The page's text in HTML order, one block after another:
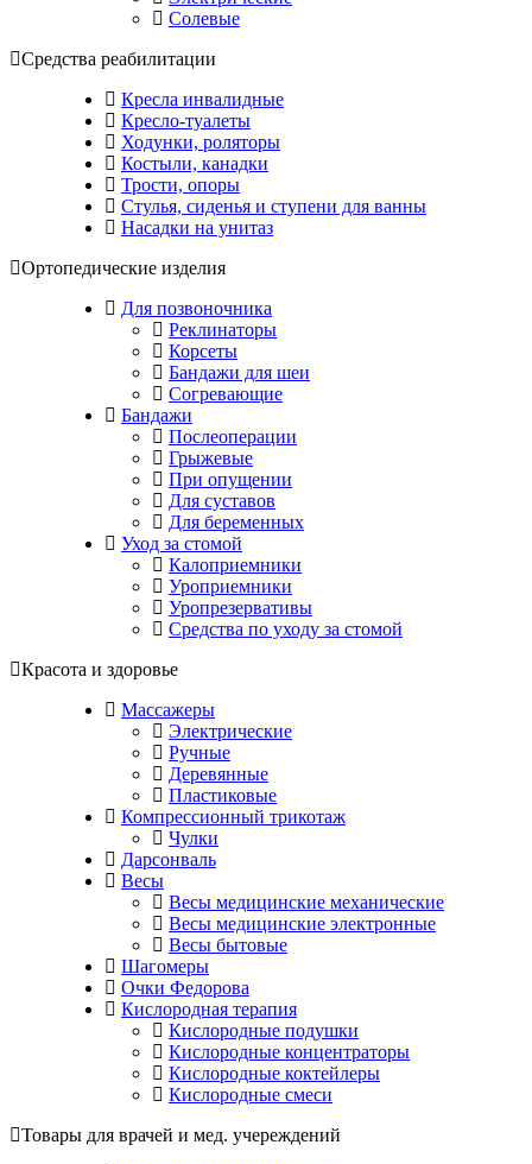
Солевые
Средства реабилитации
Кресла инвалидные
Кресло-туалеты
Ходунки, роляторы
Костыли, канадки
Трости, опоры
Стулья, сиденья и ступени для ванны
Насадки на унитаз
Ортопедические изделия
Для позвоночника
Реклинаторы
Корсеты
Бандажи для шеи
Согревающие
Бандажи
Послеоперации
Грыжевые
При опущении
Для суставов
Для беременных
Уход за стомой
Калоприемники
Уроприемники
Уропрезервативы
Средства по уходу за стомой
Красота и здоровье
Массажеры
Электрические
Ручные
Деревянные
Пластиковые
Компрессионный трикотаж
Чулки
Дарсонваль
Весы
Весы медицинские механические
Весы медицинские электронные
Весы бытовые
Шагомеры
Очки Федорова
Кислородная терапия
Кислородные подушки
Кислородные концентраторы
Кислородные коктейлеры
Кислородные смеси
Товары для врачей и мед. учереждений